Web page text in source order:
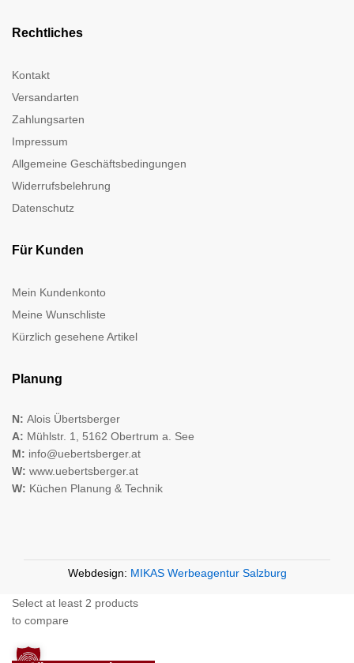
Rechtliches
Kontakt
Versandarten
Zahlungsarten
Impressum
Allgemeine Geschäftsbedingungen
Widerrufsbelehrung
Datenschutz
Für Kunden
Mein Kundenkonto
Meine Wunschliste
Kürzlich gesehene Artikel
Planung
N: Alois Übertsberger
A: Mühlstr. 1, 5162 Obertrum a. See
M: info@uebertsberger.at
W: www.uebertsberger.at
W: Küchen Planung & Technik
Webdesign: MIKAS Werbeagentur Salzburg
Select at least 2 products
to compare